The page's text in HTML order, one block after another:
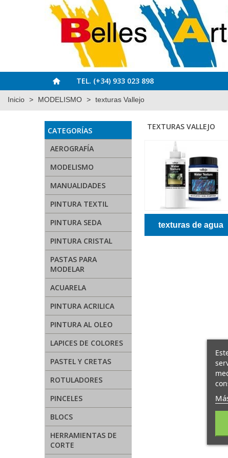
TEL. (+34) 933 023 898
Inicio > MODELISMO > texturas Vallejo
CATEGORÍAS
AEROGRAFÍA
MODELISMO
MANUALIDADES
PINTURA TEXTIL
PINTURA SEDA
PINTURA CRISTAL
PASTAS PARA
MODELAR
ACUARELA
PINTURA ACRILICA
PINTURA AL OLEO
LAPICES DE COLORES
PASTEL Y CRETAS
ROTULADORES
PINCELES
BLOCS
HERRAMIENTAS DE
CORTE
TEXTURAS VALLEJO
texturas de agua